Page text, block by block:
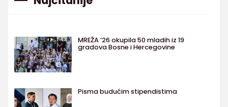
MREŽA ’26 okupila 50 mladih iz 19
gradova Bosne i Hercegovine
Pisma budućim stipendistima